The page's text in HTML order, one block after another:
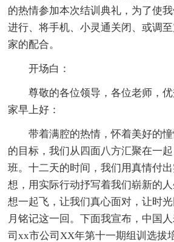
的热情参加本次结训典礼，为了使
进行、将手机、小灵通关闭、或调
家的配合。
开场白：
尊敬的各位领导，各位老师，
家早上好：
带着满腔的热情，怀着美好的
的目标，我们从四面八方汇聚在一
班。十二天的时间，我们用真情付
想，用实际行动抒写着我们崭新的
想一起飞，让我们真心面对，让时
月铭记这一回。下面我宣布，中国
司xx市公司XX年第十一期组训选拔